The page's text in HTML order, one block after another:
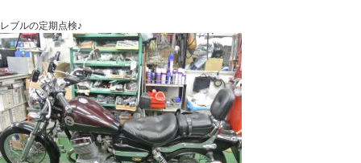
レブルの定期点検♪